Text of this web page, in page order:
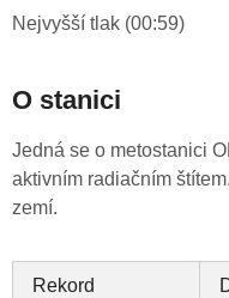
Nejvyšší tlak (00:59)
O stanici
Jedná se o metostanici
aktivním radiačním
zemí.
Rekord